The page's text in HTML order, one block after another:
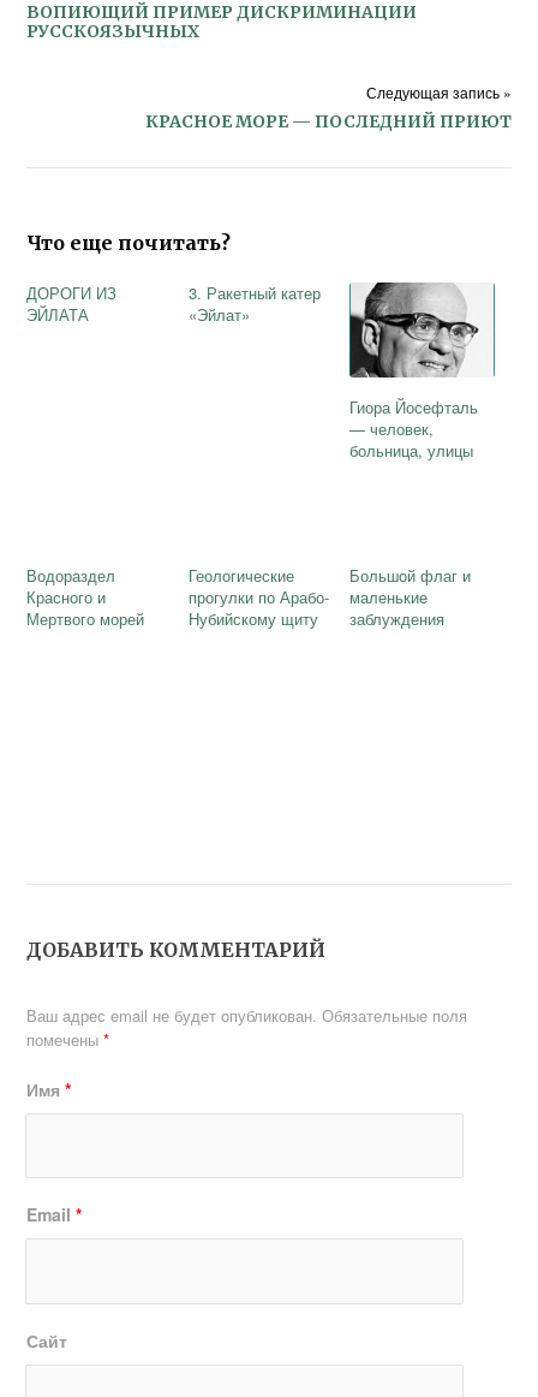
ВОПИЮЩИЙ ПРИМЕР ДИСКРИМИНАЦИИ
РУССКОЯЗЫЧНЫХ
Следующая запись »
КРАСНОЕ МОРЕ — ПОСЛЕДНИЙ ПРИЮТ
Что еще почитать?
ДОРОГИ ИЗ
ЭЙЛАТА
3. Ракетный катер
«Эйлат»
Гиора Йосефталь
— человек,
больница, улицы
Водораздел
Красного и
Мертвого морей
Геологические
прогулки по Арабо-
Нубийскому щиту
Большой флаг и
маленькие
заблуждения
ДОБАВИТЬ КОММЕНТАРИЙ
Ваш адрес email не будет опубликован. Обязательные поля
помечены*
Имя*
Email*
Сайт